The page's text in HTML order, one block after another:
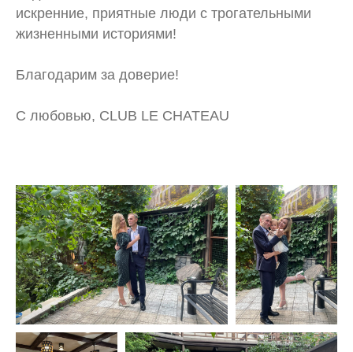
искренние, приятные люди с трогательными
жизненными историями!
Благодарим за доверие!
С любовью, CLUB LE CHATEAU